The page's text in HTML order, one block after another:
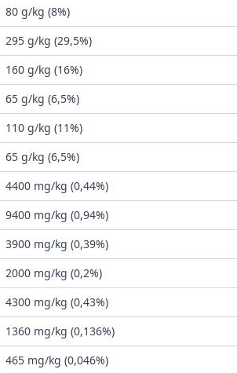
80 g/kg (8%)
295 g/kg (29,5%)
160 g/kg (16%)
65 g/kg (6,5%)
110 g/kg (11%)
65 g/kg (6,5%)
4400 mg/kg (0,44%)
9400 mg/kg (0,94%)
3900 mg/kg (0,39%)
2000 mg/kg (0,2%)
4300 mg/kg (0,43%)
1360 mg/kg (0,136%)
465 mg/kg (0,046%)